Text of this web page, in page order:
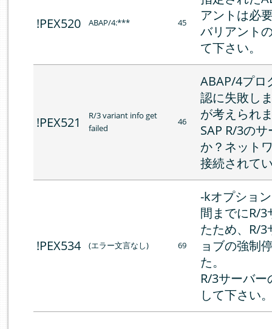
!PEX520 ABAP/4:*** 45
アントは必
バリアント
て下さい。
!PEX521
R/3 variant info get
failed
46
ABAP/4プロ
認に失敗し
が考えられ
SAP R/3の
か？ネット
接続されて
!PEX534 (エラー文言なし) 69
-kオプショ
間までにR/
たため、R/
ョブの強制
た。
R/3サーバ
して下さい